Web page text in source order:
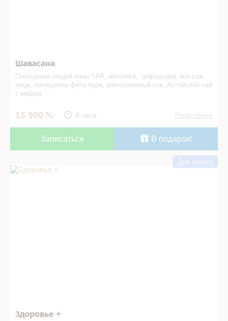
Шавасана
Посещение общей зоны SPA, абхьянга, широдхара, массаж
лица, посещение фито бара, апельсиновый сок, Алтайский чай
с мёдом
15 900 4 часа Подробнее
Записаться В подарок!
Здоровье + в СПА салоне
Здоровье +
Для одного